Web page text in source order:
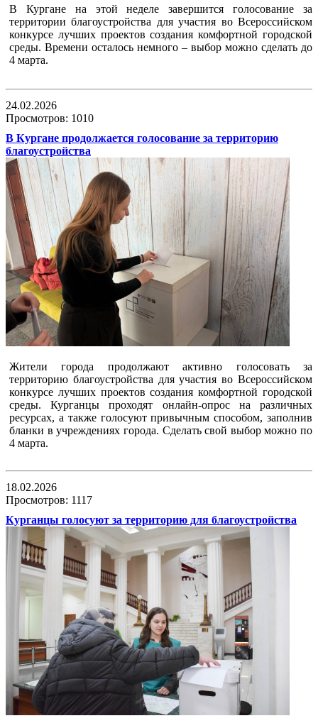
В Кургане на этой неделе завершится голосование за
территории благоустройства для участия во Всероссийском
конкурсе лучших проектов создания комфортной городской
среды. Времени осталось немного – выбор можно сделать до
4 марта.
24.02.2026
Просмотров: 1010
В Кургане продолжается голосование за территорию
благоустройства
Жители города продолжают активно голосовать за
территорию благоустройства для участия во Всероссийском
конкурсе лучших проектов создания комфортной городской
среды. Курганцы проходят онлайн-опрос на различных
ресурсах, а также голосуют привычным способом, заполнив
бланки в учреждениях города. Сделать свой выбор можно по
4 марта.
18.02.2026
Просмотров: 1117
Курганцы голосуют за территорию для благоустройства